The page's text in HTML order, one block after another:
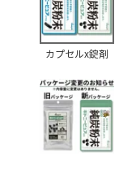
カプセルx錠剤